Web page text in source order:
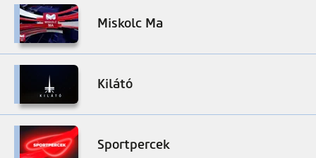
Miskolc Ma
Kilátó
Sportpercek